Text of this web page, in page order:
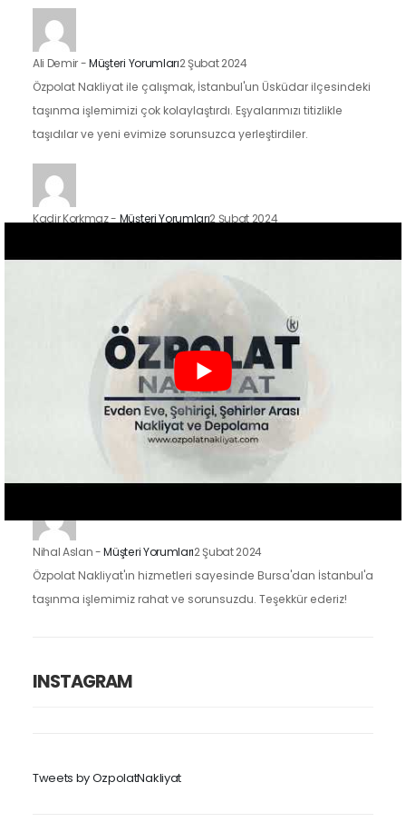
Ali Demir-Müşteri Yorumları2 Şubat 2024
Özpolat Nakliyat ile çalışmak, İstanbul'un Üsküdar ilçesindeki
taşınma işlemimizi çok kolaylaştırdı. Eşyalarımızı titizlikle
taşıdılar ve yeni evimize sorunsuzca yerleştirdiler.
Kadir Korkmaz- Müşteri Yorumları2 Şubat 2024
-Müşteri Yorumları2 Şubat 2024
Özpolat Nakliyat ile çalışmak, Gaziantep'ten Ankara'ya
taşınma işlemimizi oldukça kolaylaştırdı. Eşyalarımızı dikkatle
Nihal Aslan-Müşteri Yorumları2 Şubat 2024
Özpolat Nakliyat'ın hizmetleri sayesinde Bursa'dan İstanbul'a
taşınma işlemimiz rahat ve sorunsuzdu. Teşekkür ederiz!
INSTAGRAM
Tweets by OzpolatNakliyat